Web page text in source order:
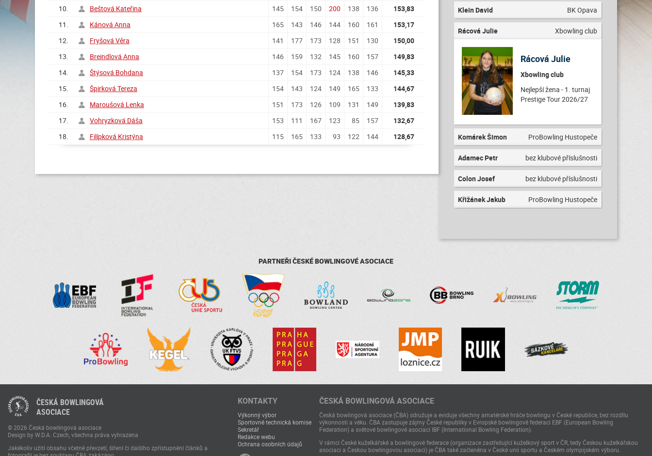
10.
Beštová Kateřina 145 154 150 200 138 136
153,83
11.
Kánová Anna 165 143 146 144 160 161
153,17
12.
Fryšová Věra 141 177 173 128 151 130
150,00
13.
Breindlová Anna 146 159 132 145 160 157
149,83
14.
Štýsová Bohdana 137 154 173 124 138 146
145,33
15.
Špirková Tereza 154 143 124 149 165 133
144,67
16.
Maroušová Lenka 151 173 126 109 131 149
139,83
17.
Vohryzková Dáša 153 111 167 123 85 157
132,67
18.
Filípková Kristýna 115 165 133 93 122 144 128,67
Klein David BK Opava
Rácová Julie Xbowling club
Rácová Julie
Xbowling club
Nejlepší žena - 1. turnaj
Prestige Tour 2026/27
Komárek Šimon ProBowling Hustopeče
Adamec Petr bez klubové příslušnosti
Colon Josef bez klubové příslušnosti
Křižánek Jakub ProBowling Hustopeče
PARTNEŘI ČESKÉ BOWLINGOVÉ ASOCIACE
ČESKÁ BOWLINGOVÁ
ASOCIACE
© 2026 Česká bowlingová asociace
Design by W.D.A. Czech, všechna práva vyhrazena
Jakékoliv užití obsahu včetně převzetí, šíření či dalšího zpřístupnění článků a
KONTAKTY
Výkonný výbor
Sportovně technická komise
Sekretář
Redakce webu
Ochrana osobních údajů
ČESKÁ BOWLINGOVÁ ASOCIACE
Česká bowlingová asociace (ČBA) sdružuje a eviduje všechny amatérské hráče bowlingu v České republice, bez rozdílu
výkonnosti a věku. ČBA zastupuje zájmy České republiky v Evropské bowlingové federaci EBF (European Bowling
Federation) a světové bowlingové asociaci IBF (International Bowling Federation).
V rámci České kuželkářské a bowlingové federace (organizace zastřešující kuželkový sport v ČR, tedy Českou kuželkářskou
asociaci a Českou bowlingovou asociaci) je ČBA také začleněna v České unii sportu a Českém olympijském výboru.